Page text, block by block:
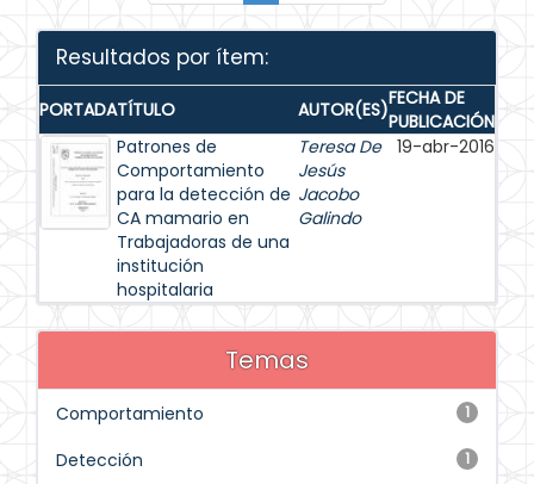
Resultados por ítem:
PORTADATÍTULO AUTOR(ES)FECHA DE
PUBLICACIÓN
Patrones de
Comportamiento
para la detección de
CA mamario en
Trabajadoras de una
institución
hospitalaria
Teresa De
Jesús
Jacobo
Galindo
19-abr-2016
Temas
1
Comportamiento
1
Detección